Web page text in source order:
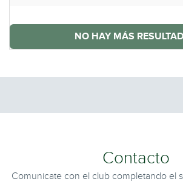
NO HAY MÁS
Contacto
Comunicate con el club completando el